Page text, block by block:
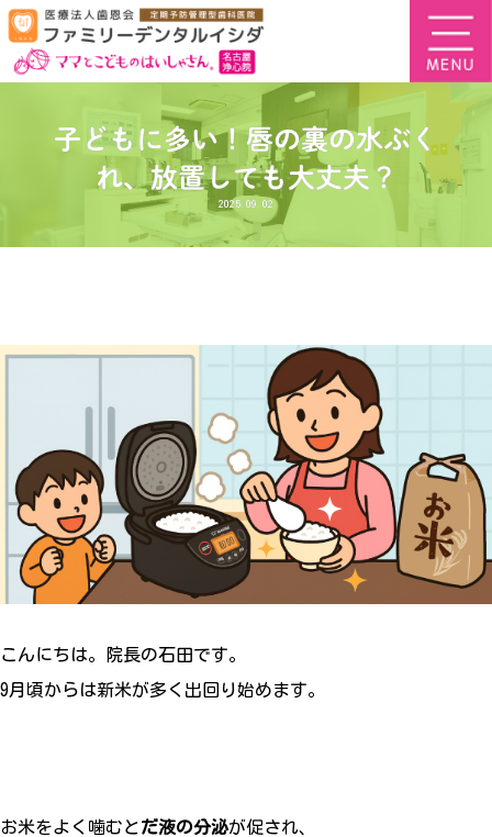
子どもに多い！唇の裏の水ぶく
れ、放置しても大丈夫？
2025.09.02
こんにちは。院長の石田です。
9月頃からは新米が多く出回り始めます。
お米をよく噛むとだ液の分泌が促され、